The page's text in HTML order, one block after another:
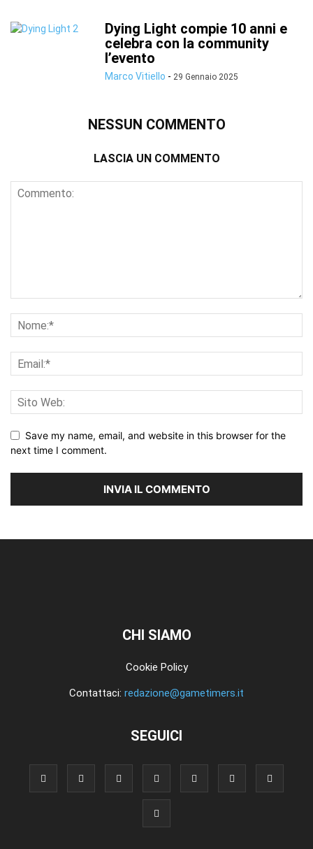
Dying Light compie 10 anni e
celebra con la community
l’evento
Marco Vitiello - 29 Gennaio 2025
NESSUN COMMENTO
LASCIA UN COMMENTO
Save my name, email, and website in this browser for the
next time I comment.
CHI SIAMO
Cookie Policy
Contattaci: redazione@gametimers.it
SEGUICI